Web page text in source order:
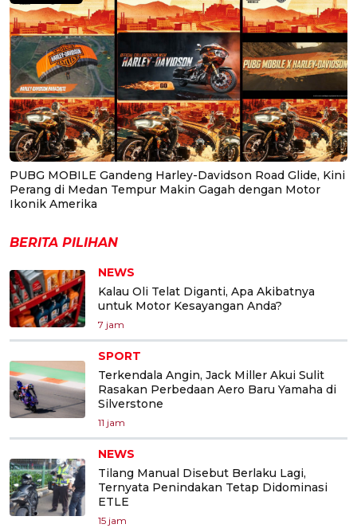
PUBG MOBILE Gandeng Harley-Davidson Road Glide, Kini
Perang di Medan Tempur Makin Gagah dengan Motor
Ikonik Amerika
BERITA PILIHAN
NEWS
Kalau Oli Telat Diganti, Apa Akibatnya
untuk Motor Kesayangan Anda?
7 jam
SPORT
Terkendala Angin, Jack Miller Akui Sulit
Rasakan Perbedaan Aero Baru Yamaha di
Silverstone
11 jam
NEWS
Tilang Manual Disebut Berlaku Lagi,
Ternyata Penindakan Tetap Didominasi
ETLE
15 jam